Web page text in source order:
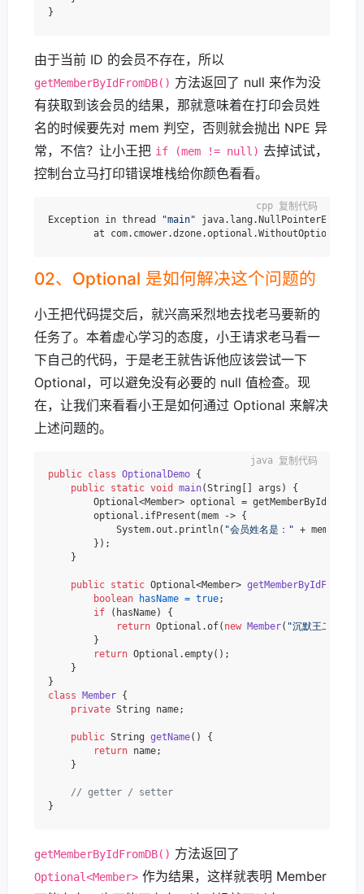
由于当前 ID 的会员不存在，所以
getMemberByIdFromDB() 方法返回了 null 来作为没
有获取到该会员的结果，那就意味着在打印会员姓
名的时候要先对 mem 判空，否则就会抛出 NPE 异
常，不信？让小王把 if (mem != null) 去掉试试，
控制台立马打印错误堆栈给你颜色看看。
Exception in thread "main"
at
复制代码
02、Optional 是如何解决这个问题的
小王把代码提交后，就兴高采烈地去找老马要新的
任务了。本着虚心学习的态度，小王请求老马看一
下自己的代码，于是老王就告诉他应该尝试一下
Optional，可以避免没有必要的 null 值检查。现
在，让我们来看看小王是如何通过 Optional 来解决
上述问题的。
public class OptionalDemo {
public static void main(String[] args)
{
Optional<Member> optional =
        optional.ifPresent(mem -> {
            System.out.println(
"会员姓名是：" +
        });
    }
public static Optional<Member> getMemberByIdFromDB
boolean
hasName = true;
if (hasName) {
return Optional.of( new Member( "沉默王二"
        }
return Optional.empty();
    }
class Member {
private String name;
public String getName()
{
return name;
    }
// getter / setter
复制代码
getMemberByIdFromDB() 方法返回了
Optional<Member> 作为结果，这样就表明 Member